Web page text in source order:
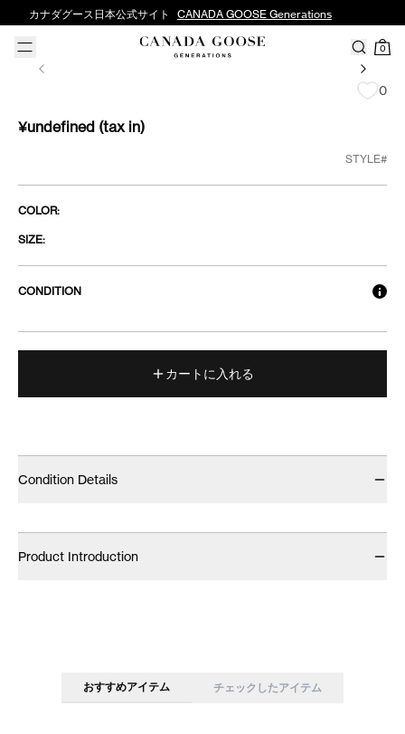
カナダグース日本公式サイト CANADA GOOSE Generations
0
0
¥undefined (tax in)
STYLE#
COLOR:
SIZE:
CONDITION
カートに入れる
Condition Details
Product Introduction
おすすめアイテム チェックしたアイテム